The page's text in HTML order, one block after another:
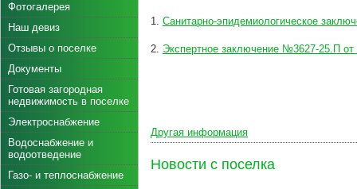
Фотогалерея
Наш девиз
Отзывы о поселке
Документы
Готовая загородная
недвижимость в поселке
Электроснабжение
Водоснабжение и
водоотведение
Газо- и теплоснабжение
1. Санитарно-эпидемиологическое
2. Экспертное заключение №3627-25.П от
Другая информация
Новости с поселка